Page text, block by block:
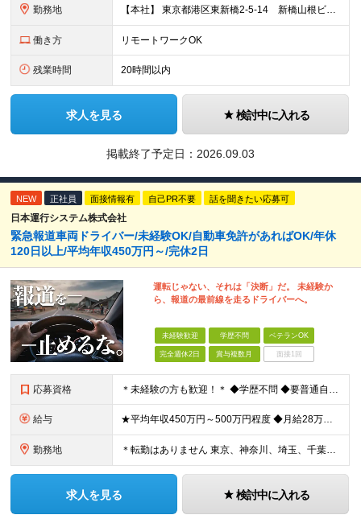
勤務地 【本社】 東京都港区東新橋2-5-14 新橋山根ビル7階
働き方 リモートワークOK
残業時間 20時間以内
求人を見る 検討中に入れる
掲載終了予定日： 2026.09.03
NEW 正社員 面接情報有 自己PR不要 話を聞きたい応募可
日本運行システム株式会社
緊急報道車両ドライバー/未経験OK/自動車免許があればOK/年休
120日以上/平均年収450万円～/完休2日
運転じゃない、それは「決断」だ。 未経験か
ら、報道の最前線を走るドライバーへ。
未経験歓迎 学歴不問 ベテランOK
完全週休2日 賞与複数月 面接1回
応募資格 ＊未経験の方も歓迎！＊ ◆学歴不問 ◆要普通自動車第一種運転免許 ◆守秘義務を守れる方 ※以下の経験が活かせます ・ホスピタリティ・マナーを大事に人と接する仕事の経験 ・整備士やディーラーなど、車
給与 ★平均年収450万円～500万円程度 ◆月給28万円～＋賞与2回＋交通費全額支給＋役職手当 ※試用期間2カ月あり（期間中の雇用形態、待遇に差異はありません） ※月給には月20時間分のみなし残業代3万
勤務地 ＊転勤はありません 東京、神奈川、埼玉、千葉県内での勤務となります ※基本的には直行直帰・配属は通いやすさを考慮します ※U・Iターン歓迎 ※東京勤務メインとなります 【本社】 東京都中央区銀座1
求人を見る 検討中に入れる